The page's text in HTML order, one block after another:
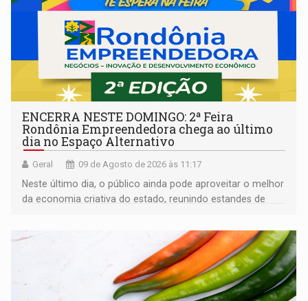
ENCERRA NESTE DOMINGO: 2ª Feira
Rondônia Empreendedora chega ao último
dia no Espaço Alternativo
Geral 09 de Agosto de 2026 às 11:17
Neste último dia, o público ainda pode aproveitar o melhor
da economia criativa do estado, reunindo estandes de